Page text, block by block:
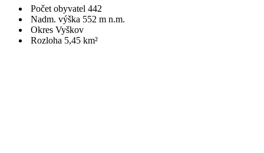
Počet obyvatel 442
Nadm. výška 552 m n.m.
Okres Vyškov
Rozloha 5,45 km²